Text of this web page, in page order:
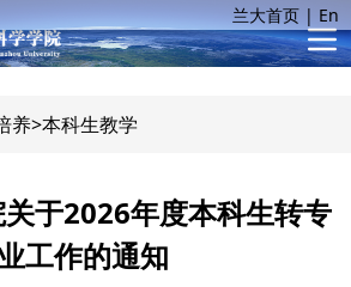
兰大首页 | En
养>本科生教学
于2026年度本科生转专
工作的通知